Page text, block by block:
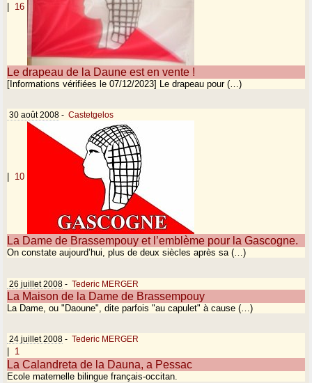
16
Le drapeau de la Daune est en vente !
[Informations vérifiées le 07/12/2023] Le drapeau pour (…)
30 août 2008 - Castetgelos
10
La Dame de Brassempouy et l’emblème pour la Gascogne.
On constate aujourd’hui, plus de deux siècles après sa (…)
26 juillet 2008 - Tederic MERGER
La Maison de la Dame de Brassempouy
La Dame, ou "Daoune", dite parfois "au capulet" à cause (…)
24 juillet 2008 - Tederic MERGER
1
La Calandreta de la Dauna, a Pessac
Ecole maternelle bilingue français-occitan.